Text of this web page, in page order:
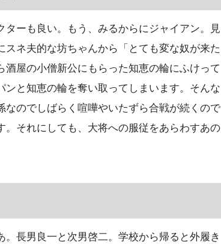
ーも良い。もう、みるからにジャイアン。見
ネ夫的な坊ちゃんから「とても変な奴が来た
屋の小僧新公にもらった知恵の輪にふけって
と知恵の輪を奪い取ってしまいます。そんな
のでしばらく喧嘩やいたずら合戦が続くので
それにしても、大将への服従をあらわすあの
長男良一と次男啓二。学校から帰ると外履き